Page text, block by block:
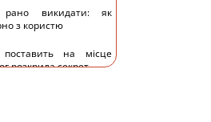
викидати: як
з користю
на місце
розкрила секрет